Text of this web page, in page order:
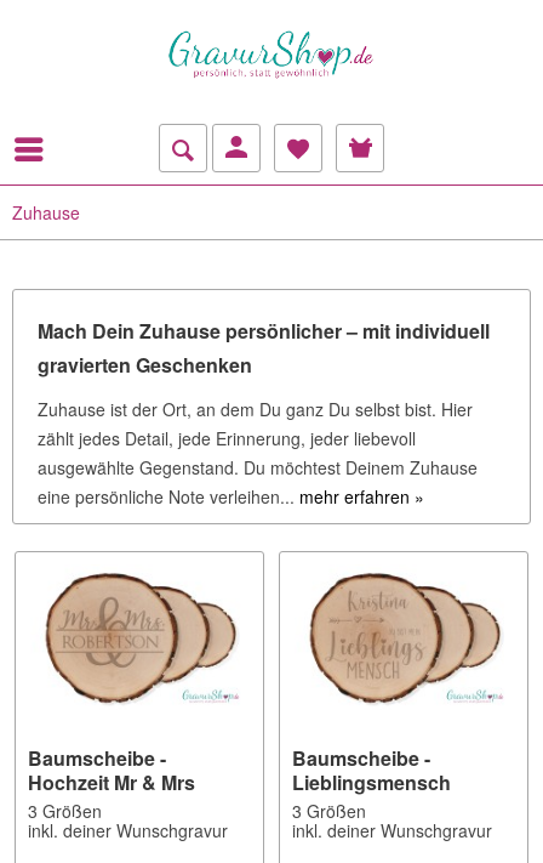
Zuhause
Mach Dein Zuhause persönlicher – mit individuell
gravierten Geschenken
Zuhause ist der Ort, an dem Du ganz Du selbst bist. Hier
zählt jedes Detail, jede Erinnerung, jeder liebevoll
ausgewählte Gegenstand. Du möchtest Deinem Zuhause
eine persönliche Note verleihen... mehr erfahren »
Baumscheibe -
Hochzeit Mr & Mrs
3 Größen
inkl. deiner Wunschgravur
Baumscheibe -
Lieblingsmensch
3 Größen
inkl. deiner Wunschgravur